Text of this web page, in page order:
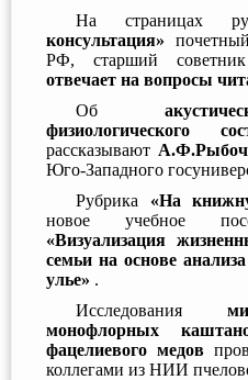
На страницах
консультация»
РФ, старший
отвечает на вопросы
Об
физиологического
рассказывают
Юго-Западного
Рубрика «На
новое учебное
«Визуализация
семьи на основе
улье» .
Исследования
монофлорных
фацелиевого медов
коллегами из НИИ